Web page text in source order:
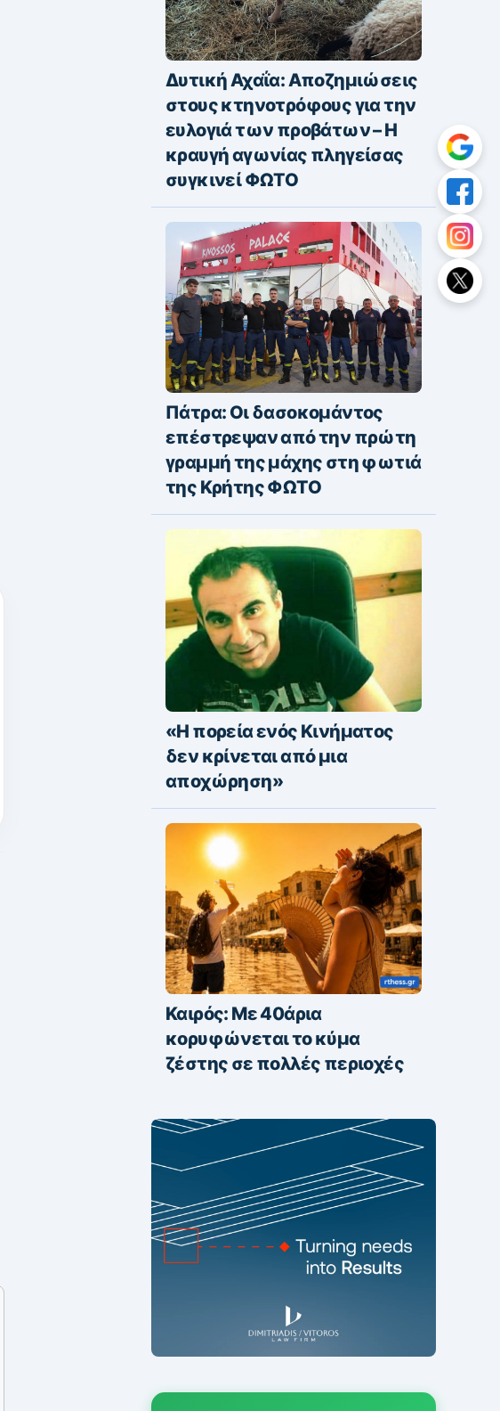
Δυτική Αχαΐα: Αποζημιώσεις
στους κτηνοτρόφους για την
ευλογιά των προβάτων – Η
κραυγή αγωνίας πληγείσας
συγκινεί ΦΩΤΟ
Πάτρα: Οι δασοκομάντος
επέστρεψαν από την πρώτη
γραμμή της μάχης στη φωτιά
της Κρήτης ΦΩΤΟ
«Η πορεία ενός Κινήματος
δεν κρίνεται από μια
αποχώρηση»
Καιρός: Με 40άρια
κορυφώνεται το κύμα
ζέστης σε πολλές περιοχές